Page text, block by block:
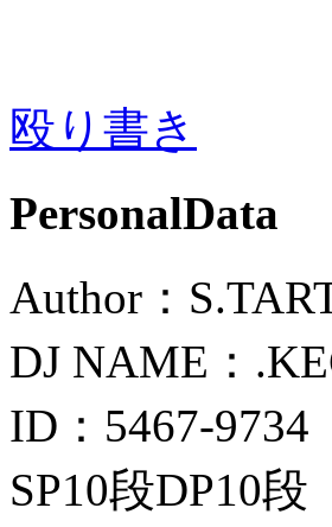
殴り書き
PersonalData
Author：
DJ NAME：
ID：5467-9734
SP10段DP10段